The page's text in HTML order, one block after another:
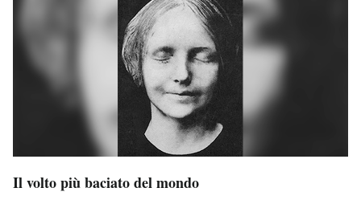
Il volto più baciato del mondo